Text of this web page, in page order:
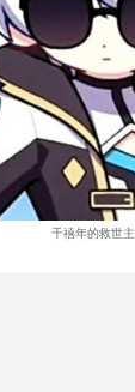
千禧年的救世主